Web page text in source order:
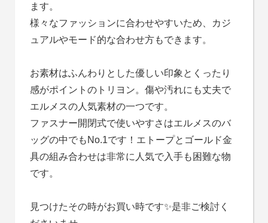
ます。
様々なファッションに合わせやすいため、カジ
ュアルやモード的な合わせ方もできます。
お素材はふんわりとした優しい印象とくったり
感がポイントのトリヨン。傷や汚れにも丈夫で
エルメスの人気素材の一つです。
ファスナー開閉式で使いやすさはエルメスのバ
ッグの中でもNo.1です！エトープとゴールド金
具の組み合わせは非常に人気で入手も困難な物
です。
見つけたその時がお買い時です✨是非ご検討く